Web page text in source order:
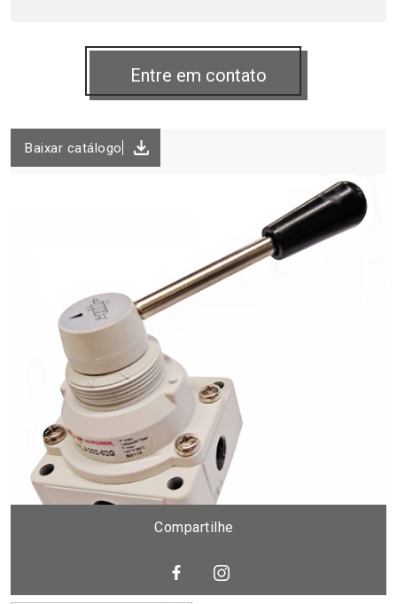
Baixar catálogo
Compartilhe